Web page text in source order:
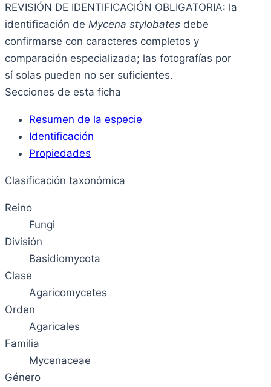
REVISIÓN DE IDENTIFICACIÓN OBLIGATORIA: la
identificación de Mycena stylobates debe
confirmarse con caracteres completos y
comparación especializada; las fotografías por
sí solas pueden no ser suficientes.
Secciones de esta ficha
Resumen de la especie
Identificación
Propiedades
Clasificación taxonómica
Reino
Fungi
División
Basidiomycota
Clase
Agaricomycetes
Orden
Agaricales
Familia
Mycenaceae
Género